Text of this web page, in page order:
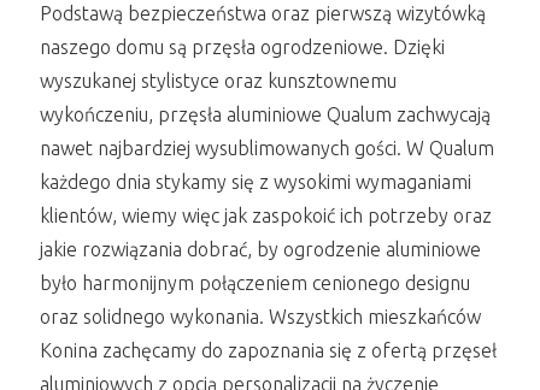
Podstawą bezpieczeństwa oraz pierwszą wizytówką
naszego domu są przęsła ogrodzeniowe. Dzięki
wyszukanej stylistyce oraz kunsztownemu
wykończeniu, przęsła aluminiowe Qualum zachwycają
nawet najbardziej wysublimowanych gości. W Qualum
każdego dnia stykamy się z wysokimi wymaganiami
klientów, wiemy więc jak zaspokoić ich potrzeby oraz
jakie rozwiązania dobrać, by ogrodzenie aluminiowe
było harmonijnym połączeniem cenionego designu
oraz solidnego wykonania. Wszystkich mieszkańców
Konina zachęcamy do zapoznania się z ofertą przęseł
aluminiowych z opcją personalizacji na życzenie